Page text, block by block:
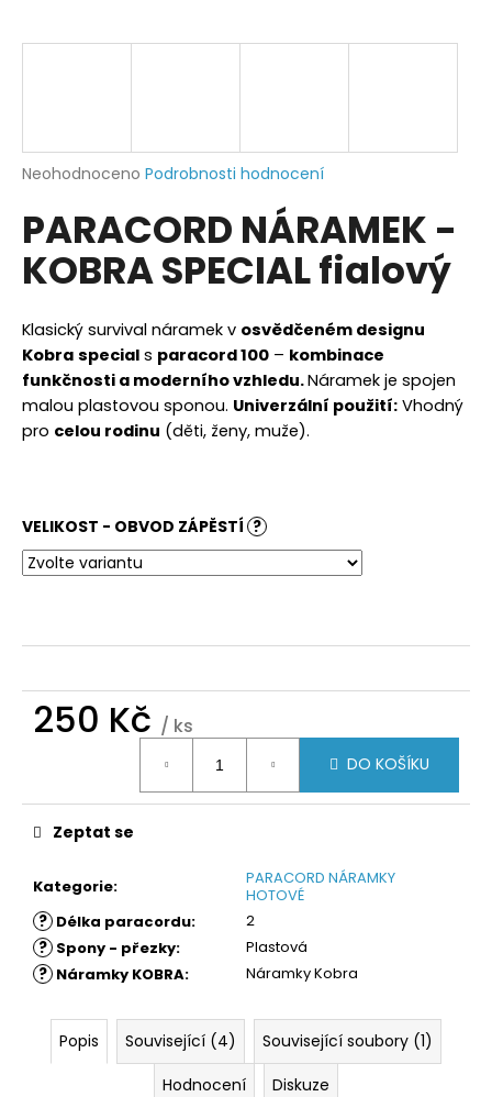
Průměrné
produktu
je
0,0
hvězdiček.
Neohodnoceno Podrobnosti hodnocení
PARACORD NÁRAMEK -
KOBRA SPECIAL fialový
Klasický survival náramek v osvědčeném designu
Kobra special s paracord 100 – kombinace
funkčnosti a moderního vzhledu.Náramek je spojen
malou plastovou sponou. Univerzální použití: Vhodný
pro celou rodinu (děti, ženy, muže).
VELIKOST - OBVOD ZÁPĚSTÍ ?
250 Kč / ks
DO KOŠÍKU
Kategorie:
PARACORD NÁRAMKY
HOTOVÉ
? Délka paracordu: 2
? Spony - přezky: Plastová
? Náramky KOBRA: Náramky Kobra
Zeptat se
Popis Související (4)
Související soubory (1)
Hodnocení
Diskuze
j
?
HLEDAT
D
o
p
o
r
u
j
e